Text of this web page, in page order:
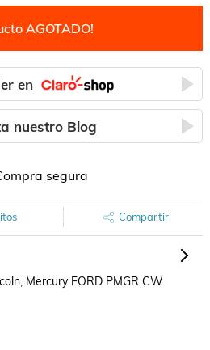
AGOTADO!
en
nuestro Blog
segura
Compartir
Mercury FORD PMGR CW